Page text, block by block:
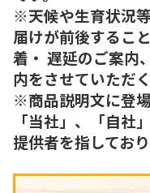
※天候や生育状況
届けが前後するこ
着・ 遅延のご案内
内をさせていただ
※商品説明文に登
「当社」、「自社
提供者を指しており